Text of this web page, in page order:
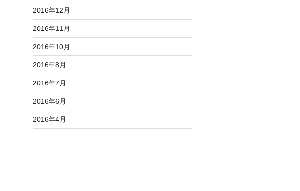
2016年12月
2016年11月
2016年10月
2016年8月
2016年7月
2016年6月
2016年4月